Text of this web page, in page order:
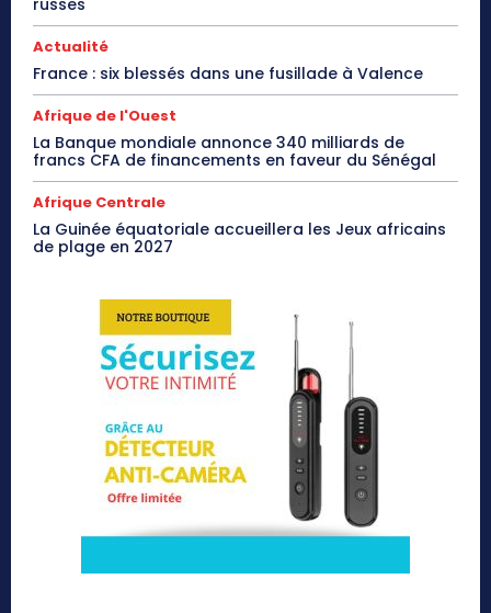
Actualité
France : six blessés dans une fusillade à Valence
Afrique de l'Ouest
La Banque mondiale annonce 340 milliards de
francs CFA de financements en faveur du Sénégal
Afrique Centrale
La Guinée équatoriale accueillera les Jeux africains
de plage en 2027